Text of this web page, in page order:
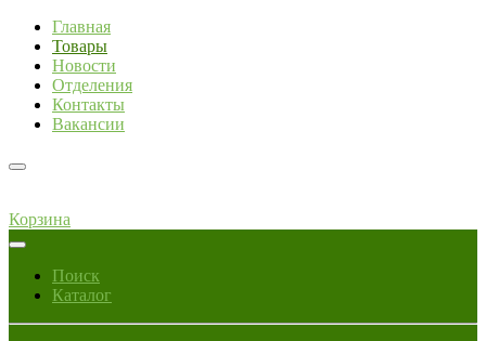
Главная
Товары
Новости
Отделения
Контакты
Вакансии
Корзина
Поиск
Каталог